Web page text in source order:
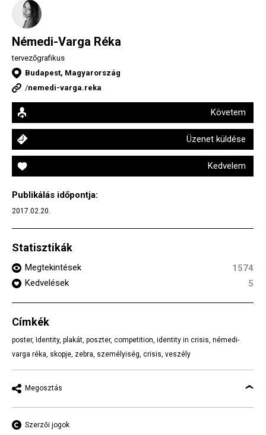
Némedi-Varga Réka
tervezőgrafikus
Budapest, Magyarország
/nemedi-varga.reka
Követem
Üzenet küldése
Kedvelem
Publikálás időpontja:
2017.02.20.
Statisztikák
Megtekintések
1574
Kedvelések
5
Címkék
poster, Identity, plakát, poszter, competition, identity in crisis, némedi-
varga réka, skopje, zebra, személyiség, crisis, veszély
Megosztás
Szerzői jogok